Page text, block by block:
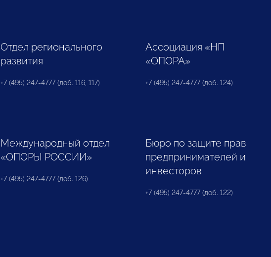
Отдел регионального
развития
+7 (495) 247-4777 (доб. 116, 117)
Ассоциация «НП
«ОПОРА»
+7 (495) 247-4777 (доб. 124)
Международный отдел
«ОПОРЫ РОССИИ»
+7 (495) 247-4777 (доб. 126)
Бюро по защите прав
предпринимателей и
инвесторов
+7 (495) 247-4777 (доб. 122)